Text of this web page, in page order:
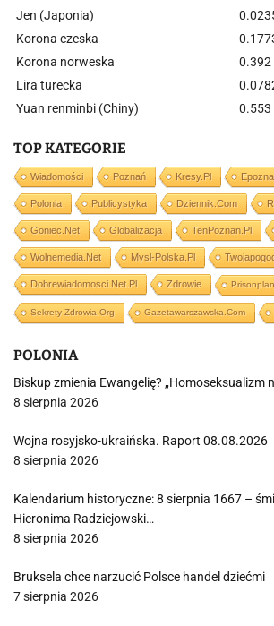
Jen (Japonia)
Korona czeska
Korona norweska
0.392
Lira turecka
Yuan renminbi (Chiny)
0.553
TOP KATEGORIE
Wiadomości Poznań Kresy.pl
Polonia Publicystyka Dziennik.com
Goniec.net Globalizacja TenPoznan.pl
Wolnemedia.net Mysl-Polska.pl
Dobrewiadomosci.net.pl Zdrowie
Sekrety-Zdrowia.org Gazetawarszawska.com
POLONIA
Biskup zmienia Ewangelię? „Homoseksualizm
8 sierpnia 2026
Wojna rosyjsko-ukraińska. Raport 08.08.2026
8 sierpnia 2026
Kalendarium historyczne: 8 sierpnia 1667 –
Hieronima Radziejowski…
8 sierpnia 2026
Bruksela chce narzucić Polsce handel dziećmi
7 sierpnia 2026